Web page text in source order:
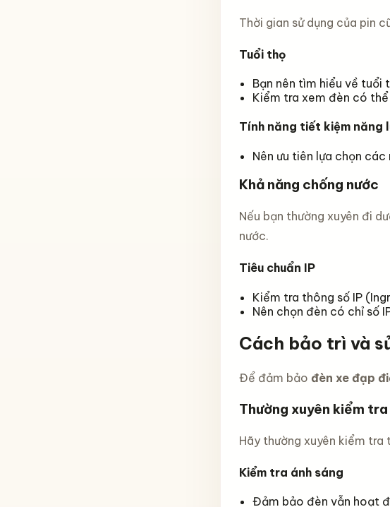
Thời gian sử dụng của pin
Tuổi thọ
Bạn nên tìm hiểu về tuổi
Kiểm tra xem đèn có
Tính năng tiết kiệm năng
Nên ưu tiên lựa chọn
Khả năng chống nước
Nếu bạn thường xuyên đi
nước.
Tiêu chuẩn IP
Kiểm tra thông số IP
Nên chọn đèn có chỉ số
Cách bảo trì và
Để đảm bảo đèn xe đạp
Thường xuyên kiểm tra
Hãy thường xuyên kiểm tra
Kiểm tra ánh sáng
Đảm bảo đèn vẫn hoạt